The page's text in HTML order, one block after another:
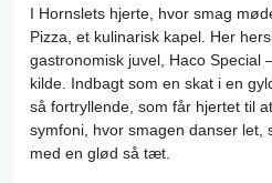
I Hornslets hjerte, hvor smag
Pizza, et kulinarisk kapel. Her
gastronomisk juvel, Haco Special
kilde. Indbagt som en skat i en
så fortryllende, som får hjertet til
symfoni, hvor smagen danser let,
med en glød så tæt.